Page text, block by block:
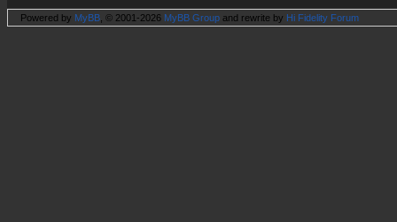
Powered by MyBB , © 2001-2026 MyBB Group and rewrite by Hi Fidelity Forum